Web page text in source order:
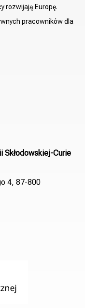
rozwijają Europę.
pracowników dla
Skłodowskiej-Curie
4, 87-800